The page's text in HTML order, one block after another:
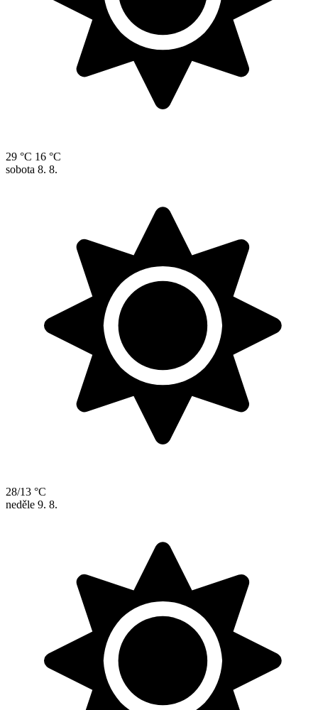
29 °C 16 °C
sobota 8. 8.
28/13 °C
neděle 9. 8.